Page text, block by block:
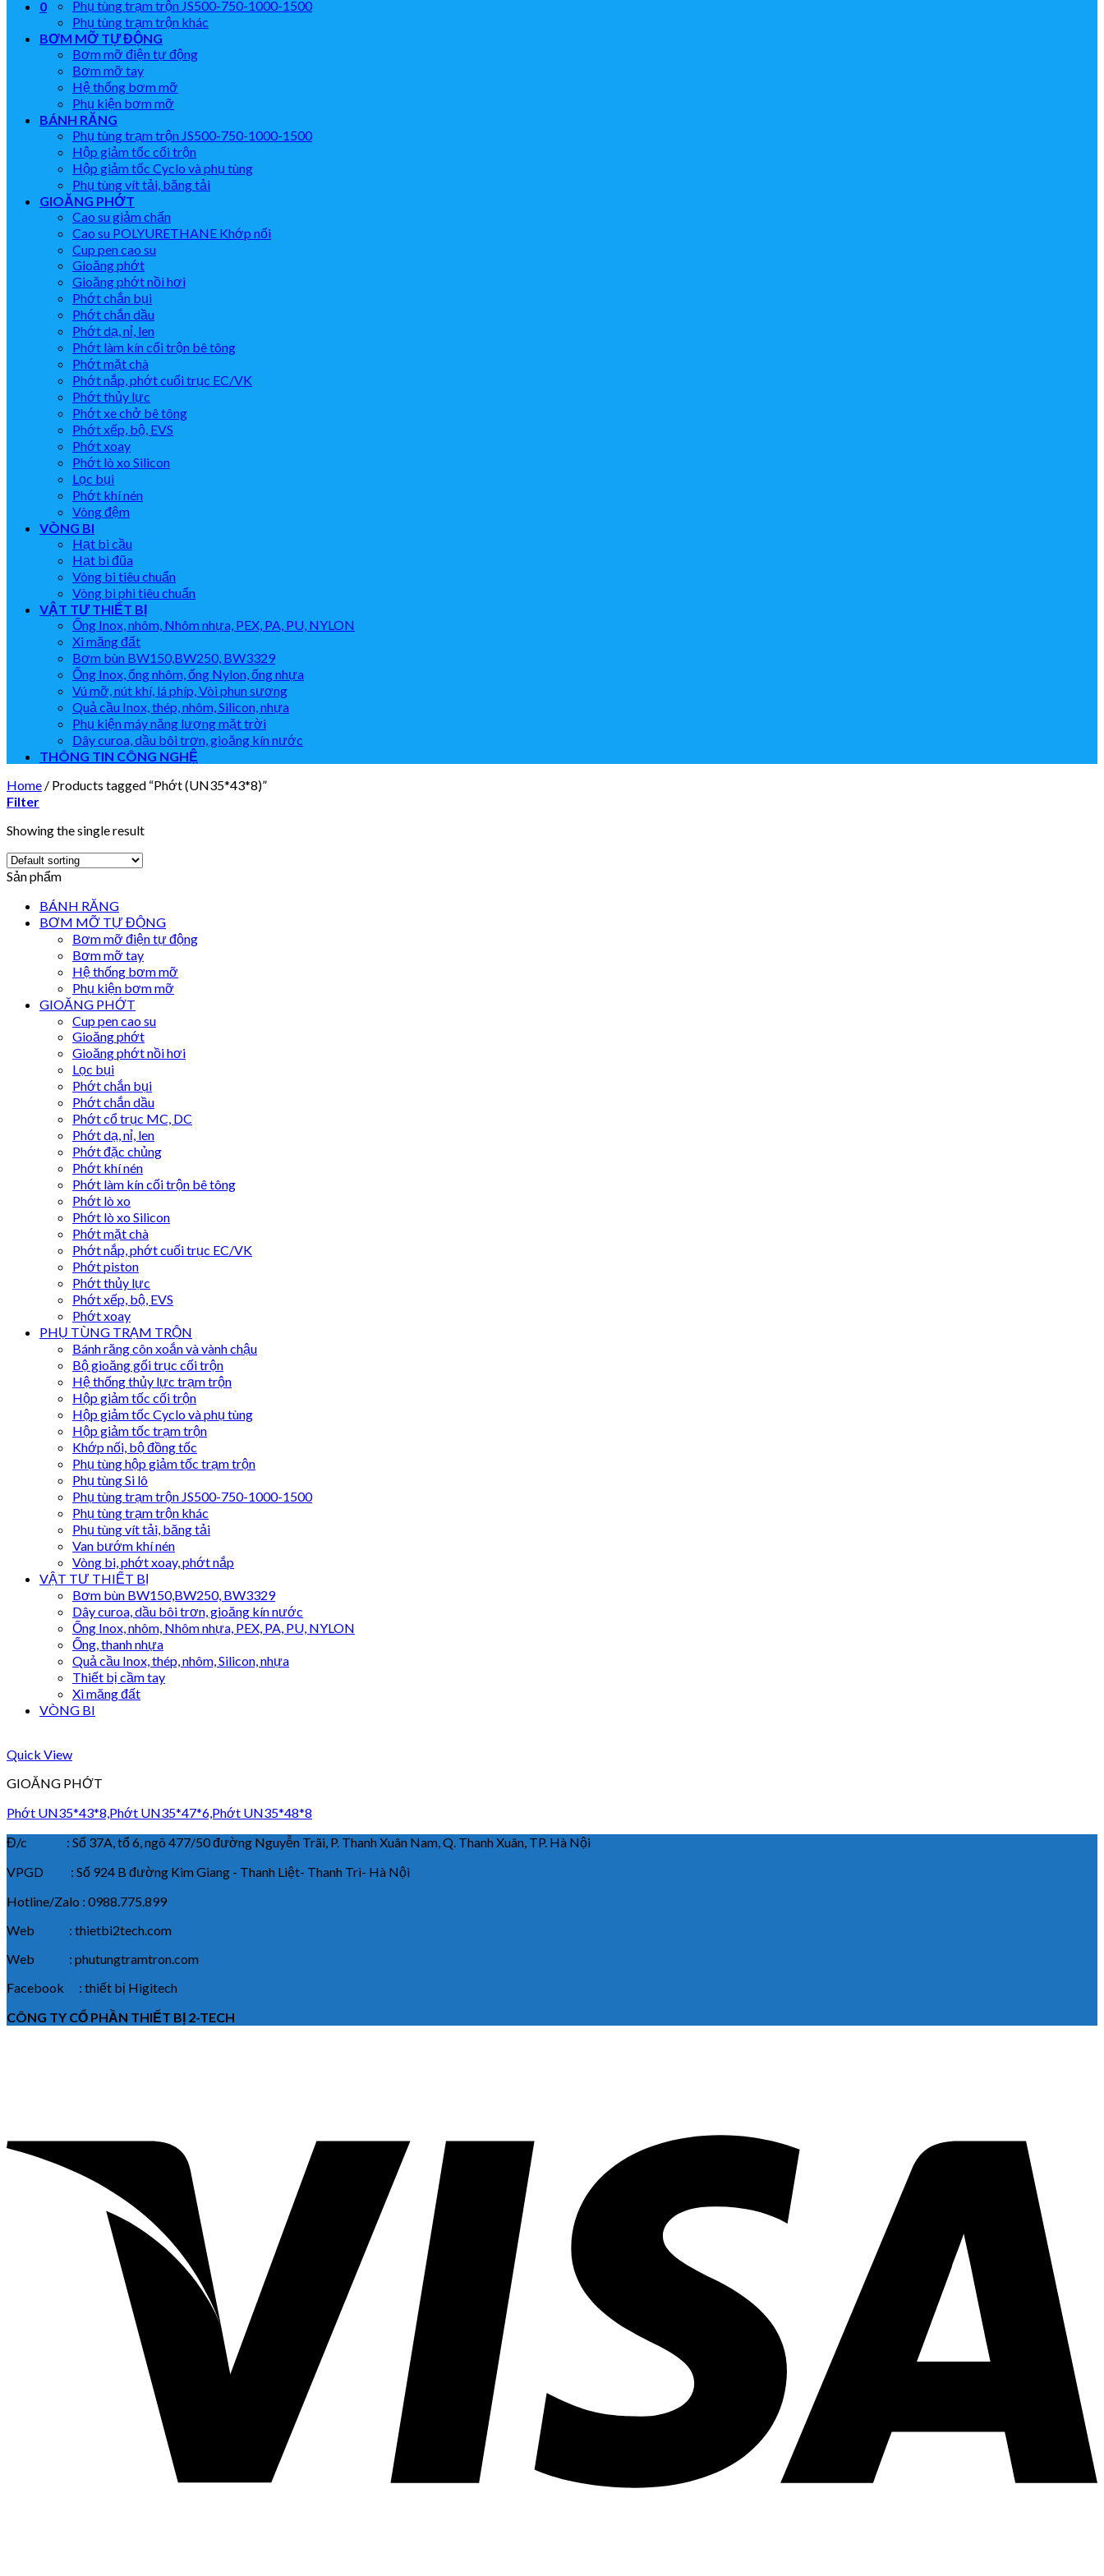
0
Phụ tùng trạm trộn JS500-750-1000-1500
Phụ tùng trạm trộn khác
BƠM MỠ TỰ ĐỘNG
Bơm mỡ điện tự động
Bơm mỡ tay
Hệ thống bơm mỡ
Phụ kiện bơm mỡ
BÁNH RĂNG
Phụ tùng trạm trộn JS500-750-1000-1500
Hộp giảm tốc cối trộn
Hộp giảm tốc Cyclo và phụ tùng
Phụ tùng vít tải, băng tải
GIOĂNG PHỚT
Cao su giảm chấn
Cao su POLYURETHANE Khớp nối
Cup pen cao su
Gioăng phớt
Gioăng phớt nồi hơi
Phớt chắn bụi
Phớt chắn dầu
Phớt dạ, nỉ, len
Phớt làm kín cối trộn bê tông
Phớt mặt chà
Phớt nắp, phớt cuối trục EC/VK
Phớt thủy lực
Phớt xe chở bê tông
Phớt xếp, bộ, EVS
Phớt xoay
Phớt lò xo Silicon
Lọc bụi
Phớt khí nén
Vòng đệm
VÒNG BI
Hạt bi cầu
Hạt bi đũa
Vòng bi tiêu chuẩn
Vòng bi phi tiêu chuẩn
VẬT TƯ THIẾT BỊ
Ống Inox, nhôm, Nhôm nhựa, PEX, PA, PU, NYLON
Xi măng đất
Bơm bùn BW150,BW250, BW3329
Ống Inox, ống nhôm, ống Nylon, ống nhựa
Vú mỡ, nút khí, lá phíp, Vòi phun sương
Quả cầu Inox, thép, nhôm, Silicon, nhựa
Phụ kiện máy năng lượng mặt trời
Dây curoa, dầu bôi trơn, gioăng kín nước
THÔNG TIN CÔNG NGHỆ
Home / Products tagged “Phớt (UN35*43*8)”
Filter
Showing the single result
Sản phẩm
BÁNH RĂNG
BƠM MỠ TỰ ĐỘNG
Bơm mỡ điện tự động
Bơm mỡ tay
Hệ thống bơm mỡ
Phụ kiện bơm mỡ
GIOĂNG PHỚT
Cup pen cao su
Gioăng phớt
Gioăng phớt nồi hơi
Lọc bụi
Phớt chắn bụi
Phớt chắn dầu
Phớt cổ trục MC, DC
Phớt dạ, nỉ, len
Phớt đặc chủng
Phớt khí nén
Phớt làm kín cối trộn bê tông
Phớt lò xo
Phớt lò xo Silicon
Phớt mặt chà
Phớt nắp, phớt cuối trục EC/VK
Phớt piston
Phớt thủy lực
Phớt xếp, bộ, EVS
Phớt xoay
PHỤ TÙNG TRẠM TRỘN
Bánh răng côn xoắn và vành chậu
Bộ gioăng gối trục cối trộn
Hệ thống thủy lực trạm trộn
Hộp giảm tốc cối trộn
Hộp giảm tốc Cyclo và phụ tùng
Hộp giảm tốc trạm trộn
Khớp nối, bộ đồng tốc
Phụ tùng hộp giảm tốc trạm trộn
Phụ tùng Si lô
Phụ tùng trạm trộn JS500-750-1000-1500
Phụ tùng trạm trộn khác
Phụ tùng vít tải, băng tải
Van bướm khí nén
Vòng bi, phớt xoay, phớt nắp
VẬT TƯ THIẾT BỊ
Bơm bùn BW150,BW250, BW3329
Dây curoa, dầu bôi trơn, gioăng kín nước
Ống Inox, nhôm, Nhôm nhựa, PEX, PA, PU, NYLON
Ống, thanh nhựa
Quả cầu Inox, thép, nhôm, Silicon, nhựa
Thiết bị cầm tay
Xi măng đất
VÒNG BI
Quick View
GIOĂNG PHỚT
Phớt UN35*43*8,Phớt UN35*47*6,Phớt UN35*48*8
Đ/c : Số 37A, tổ 6, ngõ 477/50 đường Nguyễn Trãi, P. Thanh Xuân Nam, Q. Thanh Xuân, TP. Hà Nội
VPGD : Số 924 B đường Kim Giang - Thanh Liệt- Thanh Trì- Hà Nội
Hotline/Zalo : 0988.775.899
Web : thietbi2tech.com
Web : phutungtramtron.com
Facebook : thiết bị Higitech
CÔNG TY CỔ PHẦN THIẾT BỊ 2-TECH